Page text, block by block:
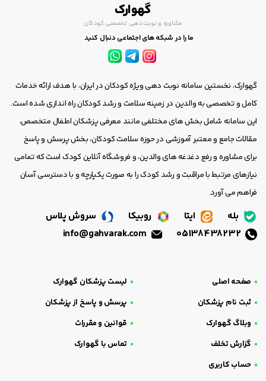
گهوارک
مشاوره و نوبت دهی تخصصی کودکان
ما را در شبکه های اجتماعی دنبال کنید
گهوارک، نخستین سامانه نوبت دهی ویژه کودکان در ایران، با هدف ارائه خدمات
کامل و تخصصی به والدین در زمینه سلامت و رشد کودکان راه اندازی شده است.
این سامانه شامل بخش های مختلفی مانند معرفی پزشکان اطفال متخصص،
مقالات جامع و معتبر آموزشی در حوزه سلامت کودکان، بخش پرسش و پاسخ
برای مشاوره و رفع دغدغه های والدین، و فروشگاه آنلاین کودک است که تمامی
نیازهای مرتبط با مراقبت و رشد کودک را به صورت یکپارچه و با دسترسی آسان
فراهم می آورد.
بله ایتا روبیکا
سروش پلاس
صفحه اصلی
لیست پزشکان گهوارک
ثبت نام پزشکان
پرسش و پاسخ از پزشکان
وبلاگ گهوارک
قوانین و مقررات
گزارش تخلف
تماس با گهوارک
حساب کاربری